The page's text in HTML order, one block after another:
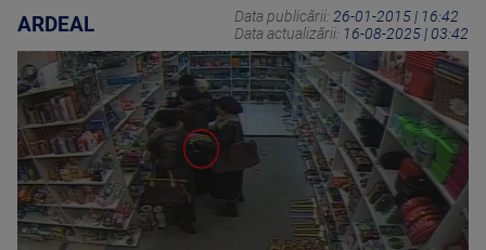
ARDEAL Data publicării: 26-01-2015 | 16:42
Data actualizării: 16-08-2025 | 03:42